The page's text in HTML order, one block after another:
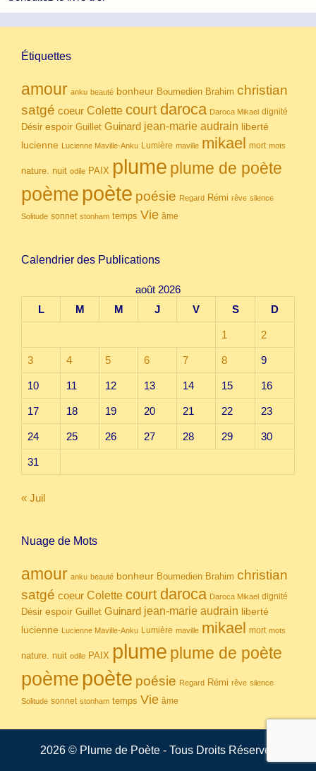
Étiquettes
amour anku beauté bonheur Boumedien Brahim christian
satgé coeur Colette court daroca Daroca Mikael dignité
Désir espoir Guillet Guinard jean-marie audrain liberté
lucienne Lucienne Maville-Anku Lumière maville mikael mort mots
nature. nuit odile PAIX plume plume de poète
poème poète poésie Regard Rémi rêve silence
Solitude sonnet stonham temps Vie âme
Calendrier des Publications
août 2026
L
M M J V S D
1 2
3 4 5 6 7 8 9
10 11 12 13 14 15 16
17 18 19 20 21 22 23
24 25 26 27 28 29 30
31
« Juil
Nuage de Mots
amour anku beauté bonheur Boumedien Brahim christian
satgé coeur Colette court daroca Daroca Mikael dignité
Désir espoir Guillet Guinard jean-marie audrain liberté
lucienne Lucienne Maville-Anku Lumière maville mikael mort mots
nature. nuit odile PAIX plume plume de poète
poème poète poésie Regard Rémi rêve silence
Solitude sonnet stonham temps Vie âme
2026 © Plume de Poète - Tous Droits Réservés